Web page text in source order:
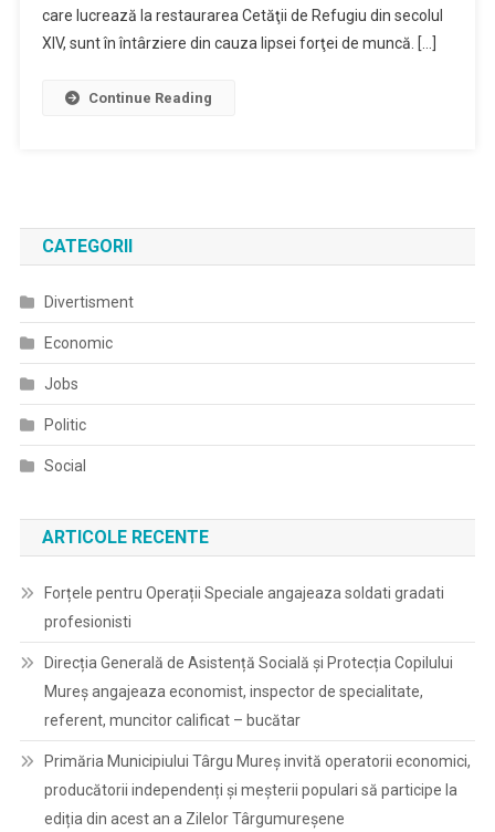
care lucrează la restaurarea Cetăţii de Refugiu din secolul
XIV, sunt în întârziere din cauza lipsei forţei de muncă. […]
Continue Reading
CATEGORII
Divertisment
Economic
Jobs
Politic
Social
ARTICOLE RECENTE
Forțele pentru Operații Speciale angajeaza soldati gradati
profesionisti
Direcția Generală de Asistență Socială și Protecția Copilului
Mureș angajeaza economist, inspector de specialitate,
referent, muncitor calificat – bucătar
Primăria Municipiului Târgu Mureș invită operatorii economici,
producătorii independenți și meșterii populari să participe la
ediția din acest an a Zilelor Târgumureșene